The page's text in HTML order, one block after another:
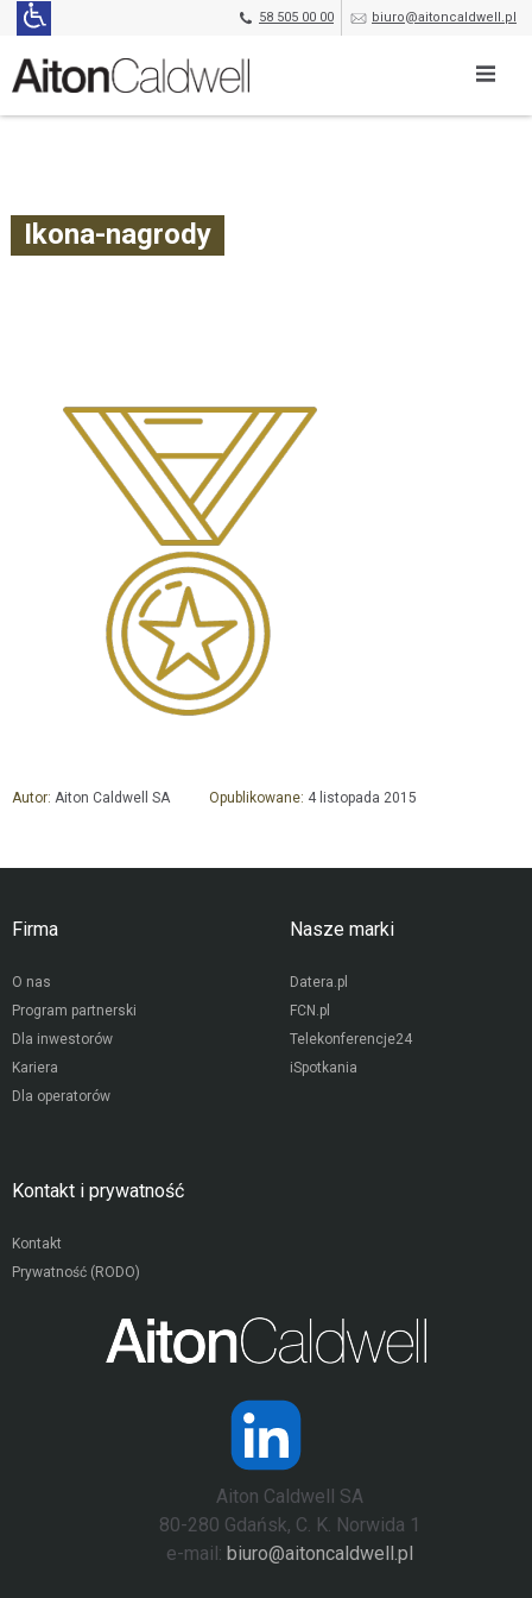
58 505 00 00 biuro@aitoncaldwell.pl
Ikona-nagrody
Autor: Aiton Caldwell SA Opublikowane: 4 listopada 2015
Firma
O nas
Program partnerski
Dla inwestorów
Kariera
Dla operatorów
Nasze marki
Datera.pl
FCN.pl
Telekonferencje24
iSpotkania
Kontakt i prywatność
Kontakt
Prywatność (RODO)
Aiton Caldwell SA
80-280 Gdańsk, C. K. Norwida 1
e-mail: biuro@aitoncaldwell.pl